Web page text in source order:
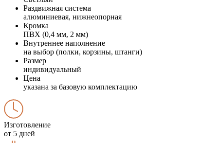
Раздвижная система
алюминиевая, нижнеопорная
Кромка
ПВХ (0,4 мм, 2 мм)
Внутреннее наполнение
на выбор (полки, корзины, штанги)
Размер
индивидуальный
Цена
указана за базовую комплектацию
Изготовление
от 5 дней